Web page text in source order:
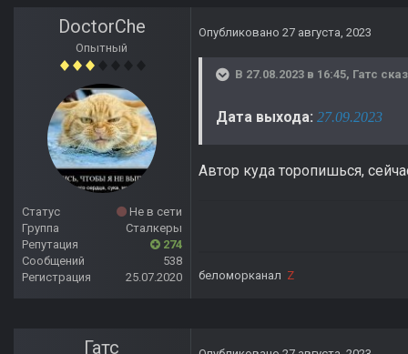
DoctorChe
Опытный
Статус
Не в сети
Группа
Сталкеры
Репутация
274
Сообщений
538
Регистрация
25.07.2020
Опубликовано 27 августа, 2023
В 27.08.2023 в 16:45, Гатс
Дата выхода: 27.09.2023
Автор куда торопишься,
беломорканал Z
Гатс